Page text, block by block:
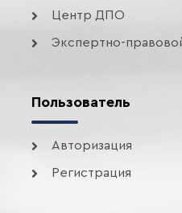
Центр ДПО
Экспертно-
Пользователь
Авторизация
Регистрация